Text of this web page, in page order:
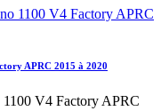
APRC 2015 à 2020
V4 Factory APRC